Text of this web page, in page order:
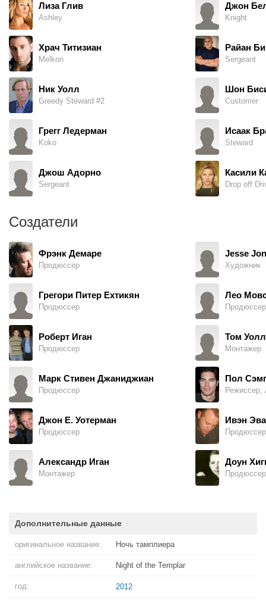
Лиза Глив
Ashley
Храч Титизиан
Melkon
Ник Уолл
Greedy Steward #2
Грегг Ледерман
Koko
Джош Адорно
Sergeant
Джон
Knight
Райан
Sergeant
Шон
Customer
Исаак
Steward
Касили
Drop off
Создатели
Фрэнк Демаре
Продюссер
Грегори Питер Ехтикян
Продюссер
Роберт Иган
Продюссер
Марк Стивен Джаниджиан
Продюссер
Джон Е. Уотерман
Продюссер
Александр Иган
Монтажер
Jesse
Художник
Лео
Продюссер
Том
Монтажер
Пол
Ивэн
Доун
Продюссер
Дополнительные данные
оригинальное название: Ночь тамплиера
английское название: Night of the Templar
год: 2012